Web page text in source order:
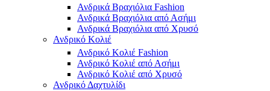
Ανδρικά Βραχιόλια Fashion
Ανδρικά Βραχιόλια από Ασήμι
Ανδρικά Βραχιόλια από Χρυσό
Ανδρικό Κολιέ
Ανδρικό Κολιέ Fashion
Ανδρικό Κολιέ από Ασήμι
Ανδρικό Κολιέ από Χρυσό
Ανδρικό Δαχτυλίδι